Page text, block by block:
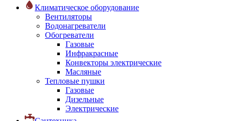
Климатическое оборудование
Вентиляторы
Водонагреватели
Обогреватели
Газовые
Инфракрасные
Конвекторы электрические
Масляные
Тепловые пушки
Газовые
Дизельные
Электрические